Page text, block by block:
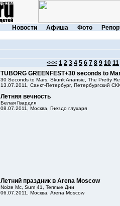
Новости Афиша Фото
<<< 1 2 3 4 5 6 7 8 9 10 11
TUBORG GREENFEST+30 seconds to
30 Seconds to Mars, Skunk Anansie, The Pretty
13.07.2011, Санкт-Петербург, Петербургский
Летняя вечность
Белая Гвардия
08.07.2011, Москва, Гнездо глухаря
Летний праздник в Arena Moscow
Noize Mc, Sum 41, Теплые Дни
06.07.2011, Москва, Arena Moscow